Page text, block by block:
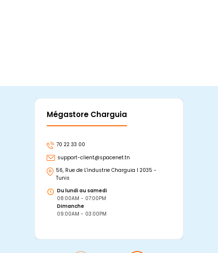
Mégastore Charguia
70 22 33 00
support-client@spacenet.tn
56, Rue de L'industrie Charguia I 2035 -
Tunis
Du lundi au samedi
08:00AM - 07:00PM
Dimanche
09:00AM - 03:00PM